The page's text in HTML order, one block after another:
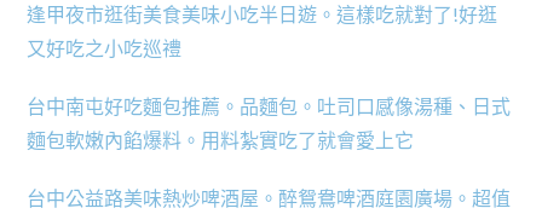
逢甲夜市逛街美食美味小吃半日遊。這樣吃就對了!好逛
又好吃之小吃巡禮
台中南屯好吃麵包推薦。品麵包。吐司口感像湯種、日式
麵包軟嫩內餡爆料。用料紮實吃了就會愛上它
台中公益路美味熱炒啤酒屋。醉鴛鴦啤酒庭園廣場。超值